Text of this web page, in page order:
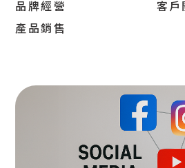
品牌經營
客戶
產品銷售